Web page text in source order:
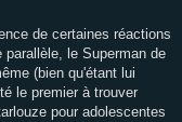
de certaines réactions
le Superman de
(bien qu'étant lui
le premier à trouver
pour adolescentes